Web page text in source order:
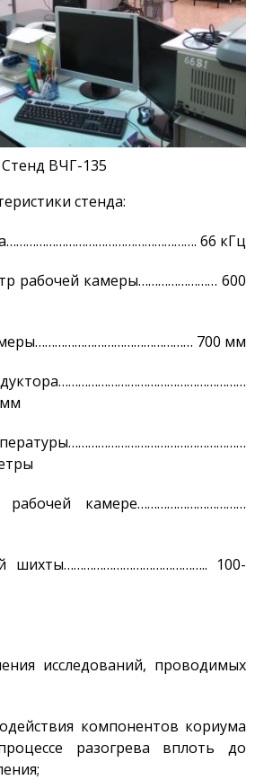
Мониторинг ядерных
Конверсия
исследовательских
реакторов
Термоядерные
исследования
Водородная Энергетика
Новости
Изобретения
Фотоальбом
ИИИ, РВ, РАО
Дезактивация
строительства
Использование атомной
Стенд ВЧГ-135
стенда:
66 кГц
рабочей камеры…………………… 600
700 мм
камере……………………………
шихты…………………………………….. 100-
исследований, проводимых
компонентов кориума
разогрева вплоть до